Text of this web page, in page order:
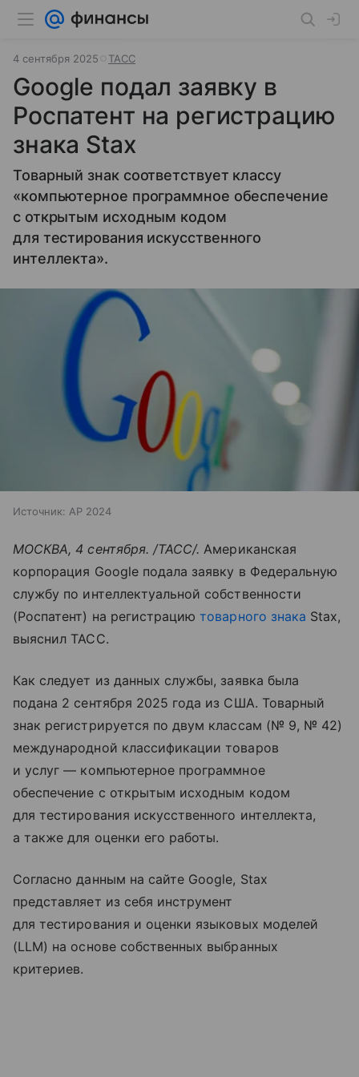
4 сентября 2025 ТАСС
Google подал заявку в
Роспатент на регистрацию
знака Stax
Товарный знак соответствует классу
«компьютерное программное обеспечение
с открытым исходным кодом
для тестирования искусственного
интеллекта».
Источник: AP 2024
МОСКВА, 4 сентября. /ТАСС/. Американская
корпорация Google подала заявку в Федеральную
службу по интеллектуальной собственности
(Роспатент) на регистрациютоварного знака Stax,
выяснил ТАСС.
Как следует из данных службы, заявка была
подана 2 сентября 2025 года из США. Товарный
знак регистрируется по двум классам (№ 9, № 42)
международной классификации товаров
и услуг — компьютерное программное
обеспечение с открытым исходным кодом
для тестирования искусственного интеллекта,
а также для оценки его работы.
Согласно данным на сайте Google, Stax
представляет из себя инструмент
для тестирования и оценки языковых моделей
(LLM) на основе собственных выбранных
критериев.